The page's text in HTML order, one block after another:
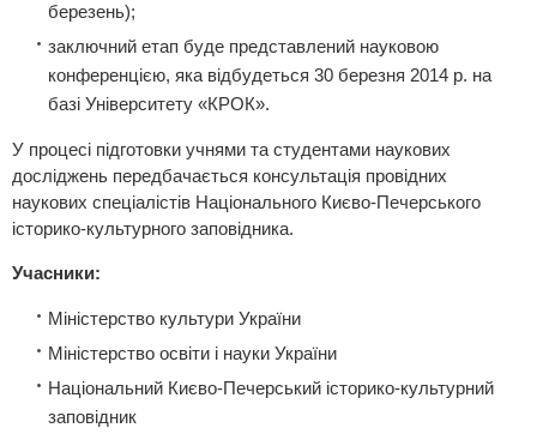
березень);
заключний етап буде представлений науковою
конференцією, яка відбудеться 30 березня 2014 р. на
базі Університету «КРОК».
У процесі підготовки учнями та студентами наукових
досліджень передбачається консультація провідних
наукових спеціалістів Національного Києво-Печерського
історико-культурного заповідника.
Учасники:
Міністерство культури України
Міністерство освіти і науки України
Національний Києво-Печерський історико-культурний
заповідник